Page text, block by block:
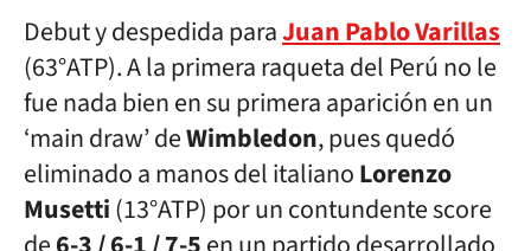
Debut y despedida paraJuan Pablo Varillas
(63°ATP). A la primera raqueta del Perú no le
fue nada bien en su primera aparición en un
‘main draw’ deWimbledon, pues quedó
eliminado a manos del italianoLorenzo
Musetti(13°ATP) por un contundente score